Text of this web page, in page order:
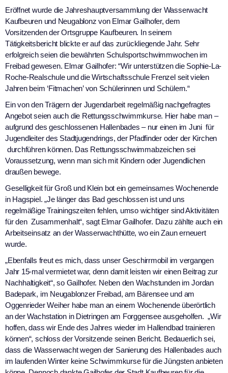
Eröffnet wurde die Jahreshauptversammlung der Wasserwacht
Kaufbeuren und Neugablonz von Elmar Gailhofer, dem
Vorsitzenden der Ortsgruppe Kaufbeuren. In seinem
Tätigkeitsbericht blickte er auf das zurückliegende Jahr. Sehr
erfolgreich seien die bewährten Schulsportschwimmwochen im
Freibad gewesen. Elmar Gailhofer: “Wir unterstützen die Sophie-La-
Roche-Realschule und die Wirtschaftsschule Frenzel seit vielen
Jahren beim ‘Fitmachen’ von Schülerinnen und Schülern.“
Ein von den Trägern der Jugendarbeit regelmäßig nachgefragtes
Angebot seien auch die Rettungsschwimmkurse. Hier habe man –
aufgrund des geschlossenen Hallenbades – nur einen im Juni für
Jugendleiter des Stadtjugendrings, der Pfadfinder oder der Kirchen
durchführen können. Das Rettungsschwimmabzeichen sei
Voraussetzung, wenn man sich mit Kindern oder Jugendlichen
draußen bewege.
Geselligkeit für Groß und Klein bot ein gemeinsames Wochenende
in Hagspiel. „Je länger das Bad geschlossen ist und uns
regelmäßige Trainingszeiten fehlen, umso wichtiger sind Aktivitäten
für den Zusammenhalt“, sagt Elmar Gailhofer. Dazu zählte auch ein
Arbeitseinsatz an der Wasserwachthütte, wo ein Zaun erneuert
wurde.
„Ebenfalls freut es mich, dass unser Geschirrmobil im vergangen
Jahr 15-mal vermietet war, denn damit leisten wir einen Beitrag zur
Nachhaltigkeit“, so Gailhofer. Neben den Wachstunden im Jordan
Badepark, im Neugablonzer Freibad, am Bärensee und am
Oggenrieder Weiher habe man an einem Wochenende überörtlich
an der Wachstation in Dietringen am Forggensee ausgeholfen. „Wir
hoffen, dass wir Ende des Jahres wieder im Hallendbad trainieren
können“, schloss der Vorsitzende seinen Bericht. Bedauerlich sei,
dass die Wasserwacht wegen der Sanierung des Hallenbades auch
im laufenden Winter keine Schwimmkurse für die Jüngsten anbieten